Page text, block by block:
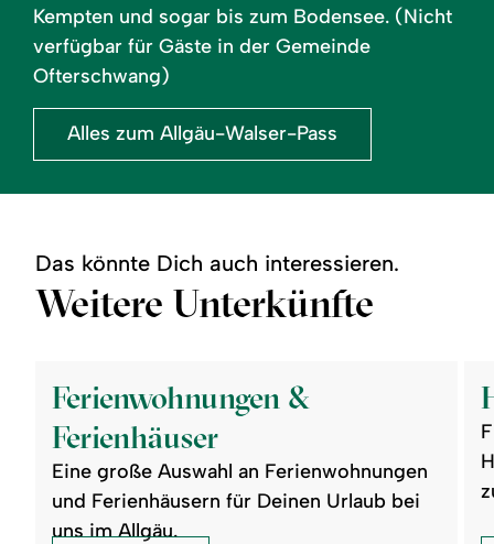
Kempten und sogar bis zum Bodensee. (Nicht
verfügbar für Gäste in der Gemeinde
Ofterschwang)
Alles zum Allgäu-Walser-Pass
Das könnte Dich auch interessieren.
Weitere Unterkünfte
Ferienwohnungen &
Ferienhäuser
Eine große Auswahl an Ferienwohnungen
und Ferienhäusern für Deinen Urlaub bei
uns im Allgäu.
Ferienwohnungen